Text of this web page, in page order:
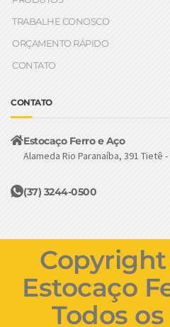
TRABALHE CONOSCO
ORÇAMENTO RÁPIDO
CONTATO
CONTATO
Estocaço Ferro e Aço
Alameda Rio Paranaíba, 391 Tietê
(37) 3244-0500
Estocaço
Todos